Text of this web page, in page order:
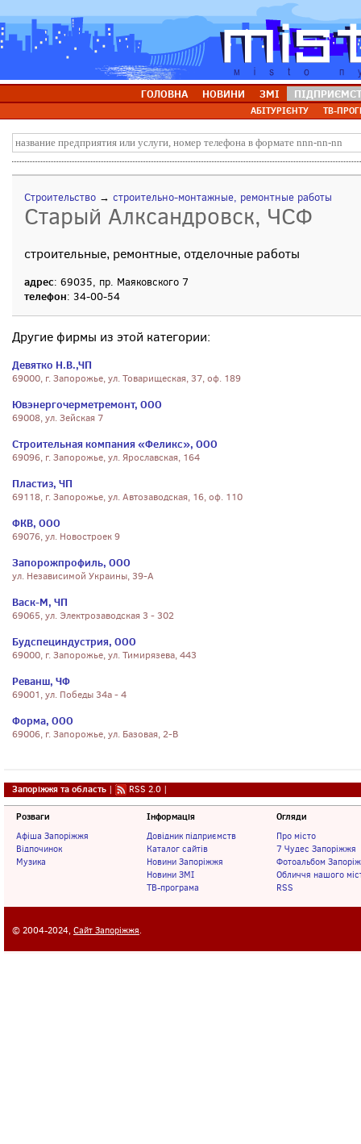
ГОЛОВНА НОВИНИ ЗМІ
АБІТУРІЄНТУ ТВ-
Строительство → строительно-монтажные, ремонтные работы
Старый Алксандровск, ЧСФ
строительные, ремонтные, отделочные работы
адрес: 69035, пр. Маяковского 7
телефон: 34-00-54
Другие фирмы из этой категории:
Девятко Н.В.,ЧП
69000, г. Запорожье, ул. Товарищеская, 37, оф. 189
Ювэнергочерметремонт, ООО
69008, ул. Зейская 7
Строительная компания «Феликс», ООО
69096, г. Запорожье, ул. Ярославская, 164
Пластиз, ЧП
69118, г. Запорожье, ул. Автозаводская, 16, оф. 110
ФКВ, ООО
69076, ул. Новостроек 9
Запорожпрофиль, ООО
ул. Независимой Украины, 39-А
Васк-М, ЧП
69065, ул. Электрозаводская 3 - 302
Будспециндустрия, ООО
69000, г. Запорожье, ул. Тимирязева, 443
Реванш, ЧФ
69001, ул. Победы 34а - 4
Форма, ООО
69006, г. Запорожье, ул. Базовая, 2-В
Запоріжжя та область | RSS 2.0 |
Розваги
Афіша Запоріжжя
Відпочинок
Музика
Інформація
Довідник підприємств
Каталог сайтів
Новини Запоріжжя
Новини ЗМІ
ТВ-програма
Огляди
Про місто
7 Чудес Запоріжжя
Фотоальбом
Обличчя нашого
RSS
© 2004-2024, Сайт Запоріжжя.